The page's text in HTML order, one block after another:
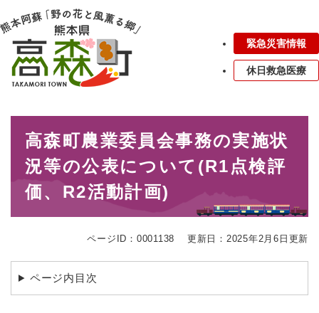
ー
ジ
メニューを飛ばして本文へ
緊急災害情報
休日救急医療
高森町農業委員会事務の実施状
況等の公表について(R1点検評
価、R2活動計画)
ページID：0001138 更新日：2025年2月6日更新
ページ内目次